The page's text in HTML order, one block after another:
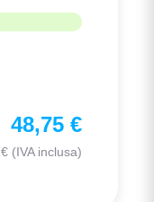
48,75 €
€ (IVA inclusa)